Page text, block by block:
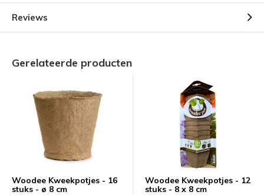
Reviews
Gerelateerde producten
Woodee Kweekpotjes - 16
stuks - ø 8 cm
Woodee Kweekpotjes - 12
stuks - 8 x 8 cm